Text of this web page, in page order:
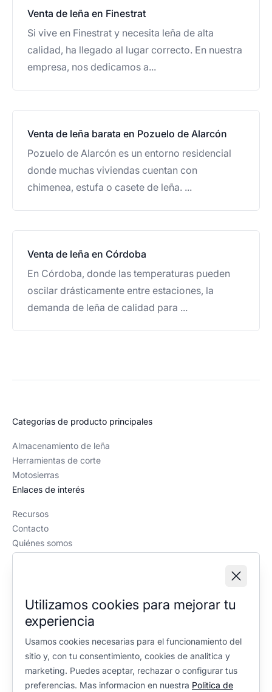
Venta de leña en Finestrat
Si vive en Finestrat y necesita leña de alta
calidad, ha llegado al lugar correcto. En nuestra
empresa, nos dedicamos a...
Venta de leña barata en Pozuelo de Alarcón
Pozuelo de Alarcón es un entorno residencial
donde muchas viviendas cuentan con
chimenea, estufa o casete de leña. ...
Venta de leña en Córdoba
En Córdoba, donde las temperaturas pueden
oscilar drásticamente entre estaciones, la
demanda de leña de calidad para ...
Utilizamos cookies para mejorar tu
experiencia
Usamos cookies necesarias para el funcionamiento del
sitio y, con tu consentimiento, cookies de analitica y
marketing. Puedes aceptar, rechazar o configurar tus
preferencias. Mas informacion en nuestra Politica de
Categorías de producto principales
Almacenamiento de leña
Herramientas de corte
Motosierras
Enlaces de interés
Recursos
Contacto
Quiénes somos
Política editorial
Política de privacidad
Política de cookies
Configuración de cookies